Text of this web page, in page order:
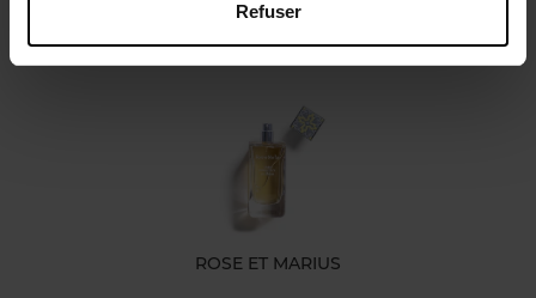
Refuser
Oublié quelque chose ?
ROSE ET MARIUS